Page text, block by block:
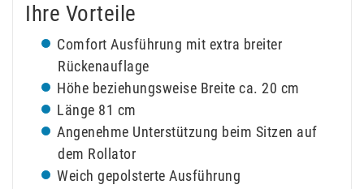
Ihre Vorteile
Comfort Ausführung mit extra breiter
Rückenauflage
Höhe beziehungsweise Breite ca. 20 cm
Länge 81 cm
Angenehme Unterstützung beim Sitzen auf
dem Rollator
Weich gepolsterte Ausführung